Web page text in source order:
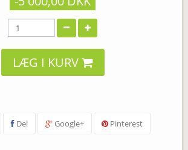
LÆG I KURV
Del Google+ Pinterest